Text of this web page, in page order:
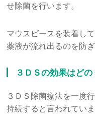
せ除菌を行います。
マウスピースを装着し
薬液が流れ出るのを防
３ＤＳの効果はど
３ＤＳ除菌療法を一度
持続すると言われていま